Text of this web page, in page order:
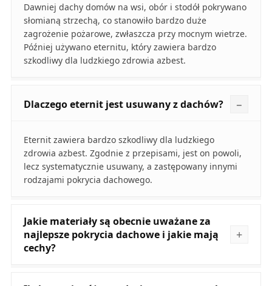
Dawniej dachy domów na wsi, obór i stodół pokrywano
słomianą strzechą, co stanowiło bardzo duże
zagrożenie pożarowe, zwłaszcza przy mocnym wietrze.
Później używano eternitu, który zawiera bardzo
szkodliwy dla ludzkiego zdrowia azbest.
Dlaczego eternit jest usuwany z dachów?
Eternit zawiera bardzo szkodliwy dla ludzkiego
zdrowia azbest. Zgodnie z przepisami, jest on powoli,
lecz systematycznie usuwany, a zastępowany innymi
rodzajami pokrycia dachowego.
Jakie materiały są obecnie uważane za
najlepsze pokrycia dachowe i jakie mają
cechy?